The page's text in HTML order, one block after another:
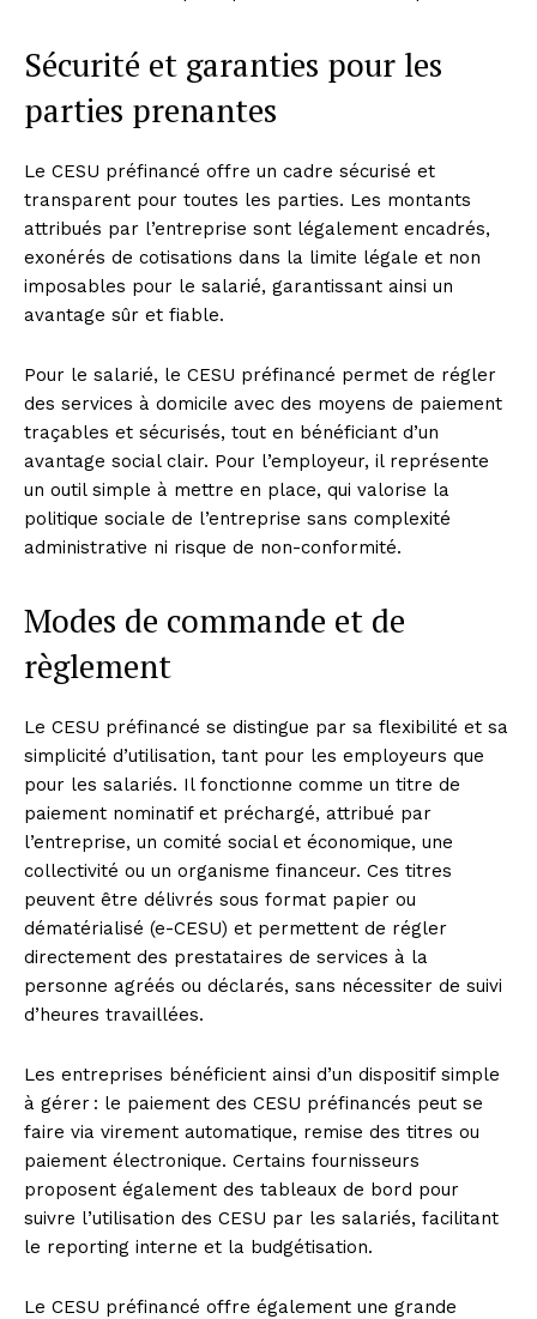
Sécurité et garanties pour les
parties prenantes
Le CESU préfinancé offre un cadre sécurisé et
transparent pour toutes les parties. Les montants
attribués par l’entreprise sont légalement encadrés,
exonérés de cotisations dans la limite légale et non
imposables pour le salarié, garantissant ainsi un
avantage sûr et fiable.
Pour le salarié, le CESU préfinancé permet de régler
des services à domicile avec des moyens de paiement
traçables et sécurisés, tout en bénéficiant d’un
avantage social clair. Pour l’employeur, il représente
un outil simple à mettre en place, qui valorise la
politique sociale de l’entreprise sans complexité
administrative ni risque de non-conformité.
Modes de commande et de
règlement
Le CESU préfinancé se distingue par sa flexibilité et sa
simplicité d’utilisation, tant pour les employeurs que
pour les salariés. Il fonctionne comme un titre de
paiement nominatif et préchargé, attribué par
l’entreprise, un comité social et économique, une
collectivité ou un organisme financeur. Ces titres
peuvent être délivrés sous format papier ou
dématérialisé (e-CESU) et permettent de régler
directement des prestataires de services à la
personne agréés ou déclarés, sans nécessiter de suivi
d’heures travaillées.
Les entreprises bénéficient ainsi d’un dispositif simple
à gérer : le paiement des CESU préfinancés peut se
faire via virement automatique, remise des titres ou
paiement électronique. Certains fournisseurs
proposent également des tableaux de bord pour
suivre l’utilisation des CESU par les salariés, facilitant
le reporting interne et la budgétisation.
Le CESU préfinancé offre également une grande